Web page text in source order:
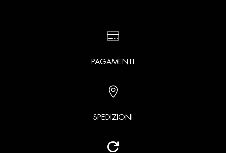

PAGAMENTI

SPEDIZIONI
